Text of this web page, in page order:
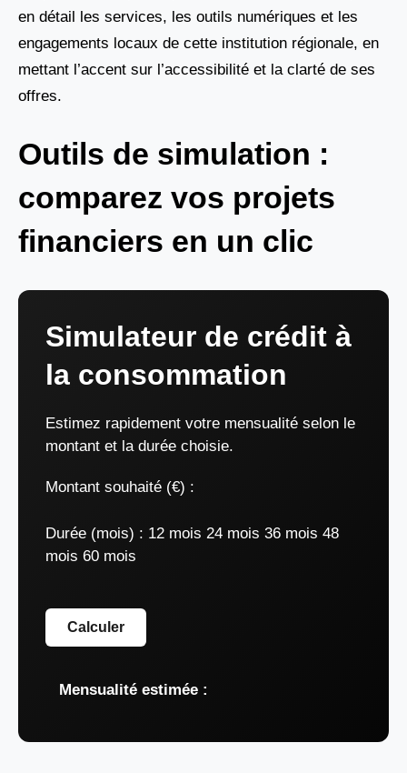
en détail les services, les outils numériques et les
engagements locaux de cette institution régionale, en
mettant l’accent sur l’accessibilité et la clarté de ses
offres.
Outils de simulation :
comparez vos projets
financiers en un clic
Simulateur de crédit à
la consommation
Estimez rapidement votre mensualité selon le
montant et la durée choisie.
Montant souhaité (€) :
Durée (mois) : 12 mois 24 mois 36 mois 48
mois 60 mois
Calculer
Mensualité estimée :